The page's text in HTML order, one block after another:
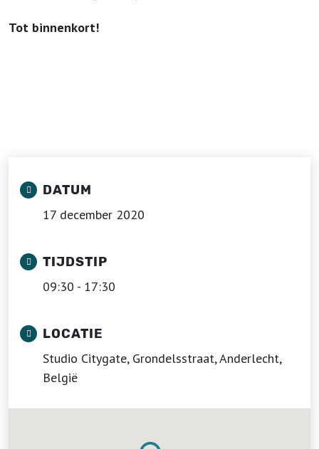
Tot binnenkort!
DATUM
17 december 2020
TIJDSTIP
09:30 - 17:30
LOCATIE
Studio Citygate, Grondelsstraat, Anderlecht,
België